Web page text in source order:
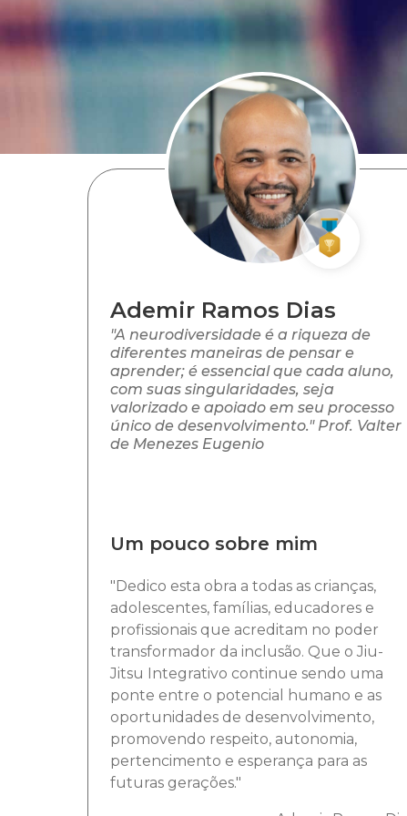
Ademir Ramos Dias
"A neurodiversidade é a riqueza de
diferentes maneiras de pensar e
aprender; é essencial que cada aluno,
com suas singularidades, seja
valorizado e apoiado em seu processo
único de desenvolvimento." Prof. Valter
de Menezes Eugenio
Um pouco sobre mim
"Dedico esta obra a todas as crianças,
adolescentes, famílias, educadores e
profissionais que acreditam no poder
transformador da inclusão. Que o Jiu-
Jitsu Integrativo continue sendo uma
ponte entre o potencial humano e as
oportunidades de desenvolvimento,
promovendo respeito, autonomia,
pertencimento e esperança para as
futuras gerações."